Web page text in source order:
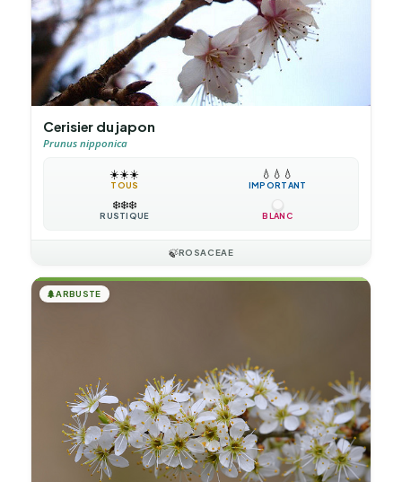
Cerisier du japon
Prunus nipponica
☀️☀️☀️
TOUS
💧 💧 💧
IMPORTANT
❄️❄️❄️
RUSTIQUE BLANC
🍃ROSACEAE
🌲ARBUSTE